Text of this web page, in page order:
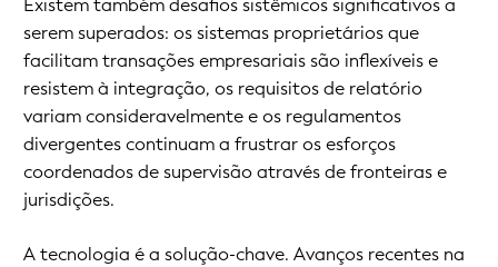
serem superados: os sistemas proprietários que
facilitam transações empresariais são inflexíveis e
resistem à integração, os requisitos de relatório
variam consideravelmente e os regulamentos
divergentes continuam a frustrar os esforços
coordenados de supervisão através de fronteiras e
jurisdições.
A tecnologia é a solução-chave. Avanços recentes na